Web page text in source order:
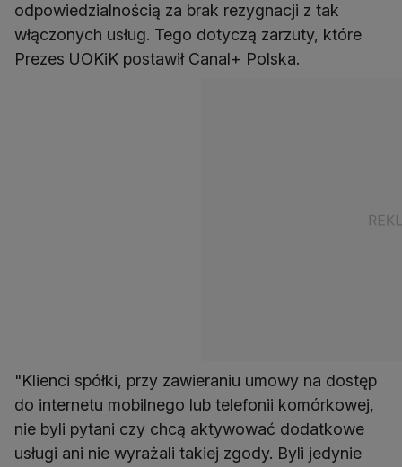
odpowiedzialnością za brak rezygnacji z tak
włączonych usług. Tego dotyczą zarzuty, które
Prezes UOKiK postawił Canal+ Polska.
"Klienci spółki, przy zawieraniu umowy na dostęp
do internetu mobilnego lub telefonii komórkowej,
nie byli pytani czy chcą aktywować dodatkowe
usługi ani nie wyrażali takiej zgody. Byli jedynie